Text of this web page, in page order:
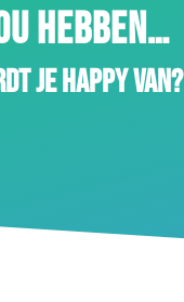
HEBBEN…
je happy van?